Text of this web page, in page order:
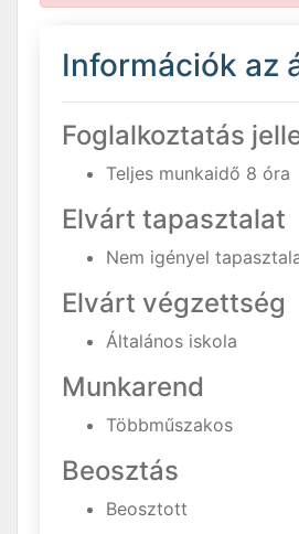
Információk az
Foglalkoztatás
Teljes munkaidő 8 óra
Elvárt tapasztalat
Nem igényel
Elvárt végzettség
Általános iskola
Munkarend
Többműszakos
Beosztás
Beosztott